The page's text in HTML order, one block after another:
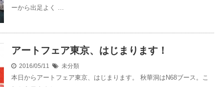
ーから出足よく …
アートフェア東京、はじまります！
2016/05/11 未分類
本日からアートフェア東京、はじまります。 秋華洞はN68ブース。こ